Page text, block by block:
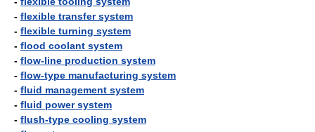
- flexible transfer system
- flexible turning system
- flood coolant system
- flow-line production system
- flow-type manufacturing system
- fluid management system
- fluid power system
- flush-type cooling system